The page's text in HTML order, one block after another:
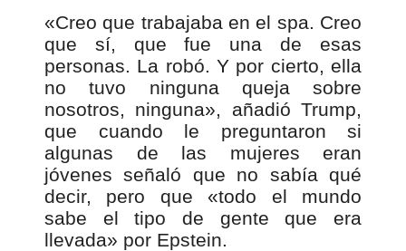
«Creo que trabajaba en el spa. Creo
que sí, que fue una de esas
personas. La robó. Y por cierto, ella
no tuvo ninguna queja sobre
nosotros, ninguna», añadió Trump,
que cuando le preguntaron si
algunas de las mujeres eran
jóvenes señaló que no sabía qué
decir, pero que «todo el mundo
sabe el tipo de gente que era
llevada» por Epstein.